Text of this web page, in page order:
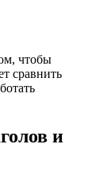
чтобы
сравнить
и